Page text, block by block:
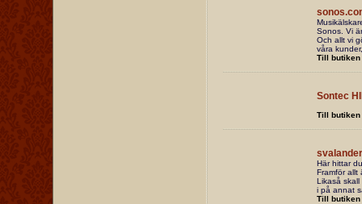
Sonos. Vi
Och allt vi
våra
Till butiken
Sontec
Till butiken
svalander
Här hittar
Framför allt
Likaså
i på annat
Till butiken